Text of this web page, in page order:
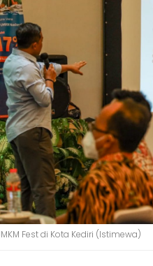
Fest di Kota Kediri (Istimewa)